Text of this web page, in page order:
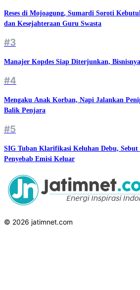
Reses di Mojoagung, Sumardi Soroti
dan Kesejahteraan Guru Swasta
#3
Manajer Kopdes Siap Diterjunkan,
#4
Mengaku Anak Korban, Napi Jalankan
Balik Penjara
#5
SIG Tuban Klarifikasi Keluhan Debu, Sebut
Penyebab Emisi Keluar
© 2026 jatimnet.com